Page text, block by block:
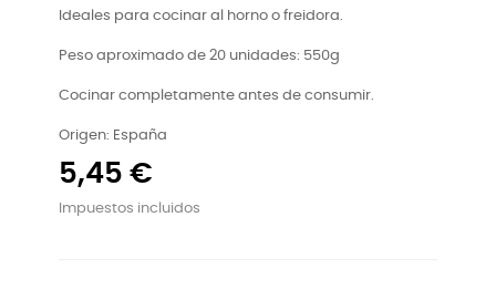
Ideales para cocinar al horno o freidora.
Peso aproximado de 20 unidades: 550g
Cocinar completamente antes de consumir.
Origen: España
5,45 €
Impuestos incluidos